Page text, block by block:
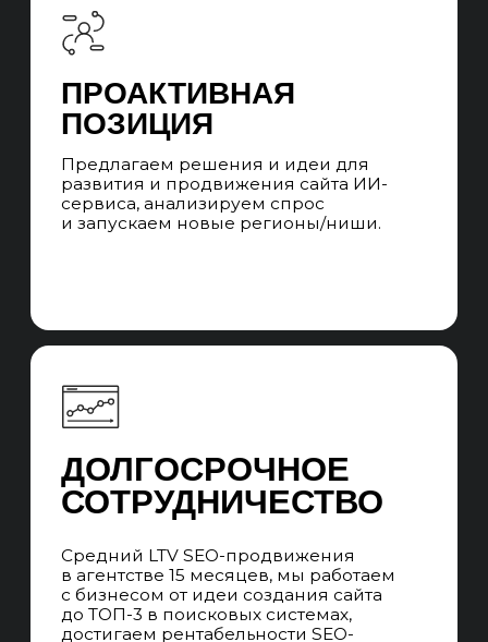
Иерхичная структура UNIT-а из команд SEO-
специалистов и SEO-менеджеров. При
уникальных запросах привлекаем
узкопрофильных специалистов на аутсорс.
Система стандартизации качества
и квалификации SEO-специалистов и SEO-
менеджеров. Ротация без потери качества
на проектах, в случае отпусков, больничных
и увольнений специалистов.
СТРУКТУРА UNIT
SEO